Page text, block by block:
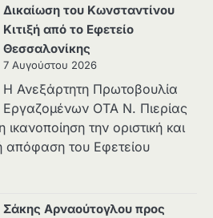
Δικαίωση του Κωνσταντίνου
Κιτιξή από το Εφετείο
Θεσσαλονίκης
7 Αυγούστου 2026
Η Ανεξάρτητη Πρωτοβουλία
Εργαζομένων ΟΤΑ Ν. Πιερίας
ικανοποίηση την οριστική και
απόφαση του Εφετείου
Σάκης Αρναούτογλου προς